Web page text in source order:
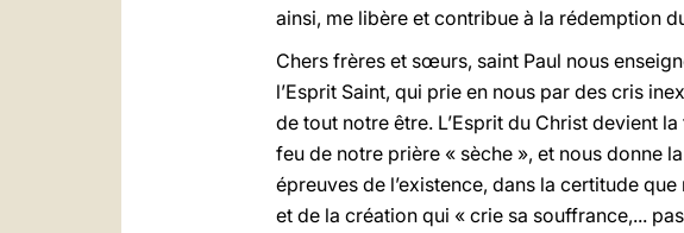
ainsi, me libère et contribue à la rédemption
Chers frères et sœurs, saint Paul nous
l’Esprit Saint, qui prie en nous par des cris
de tout notre être. L’Esprit du Christ devient
feu de notre prière « sèche », et nous donne
épreuves de l’existence, dans la certitude
et de la création qui « crie sa souffrance,...